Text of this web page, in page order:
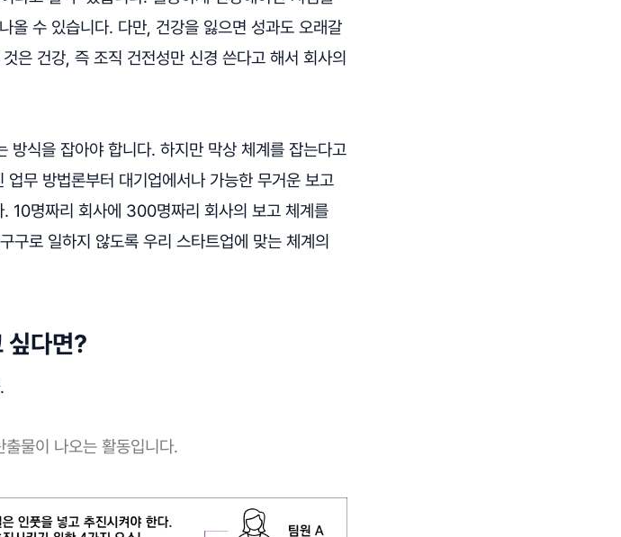
올 수 있습니다. 다만, 건강을 잃으면 성과도 오래갈
은 건강, 즉 조직 건전성만 신경 쓴다고 해서 회사의
방식을 잡아야 합니다. 하지만 막상 체계를 잡는다고
무 방법론부터 대기업에서나 가능한 무거운 보고
10명짜리 회사에 300명짜리 회사의 보고 체계를
구로 일하지 않도록 우리 스타트업에 맞는 체계의
싶다면?
물이 나오는 활동입니다.